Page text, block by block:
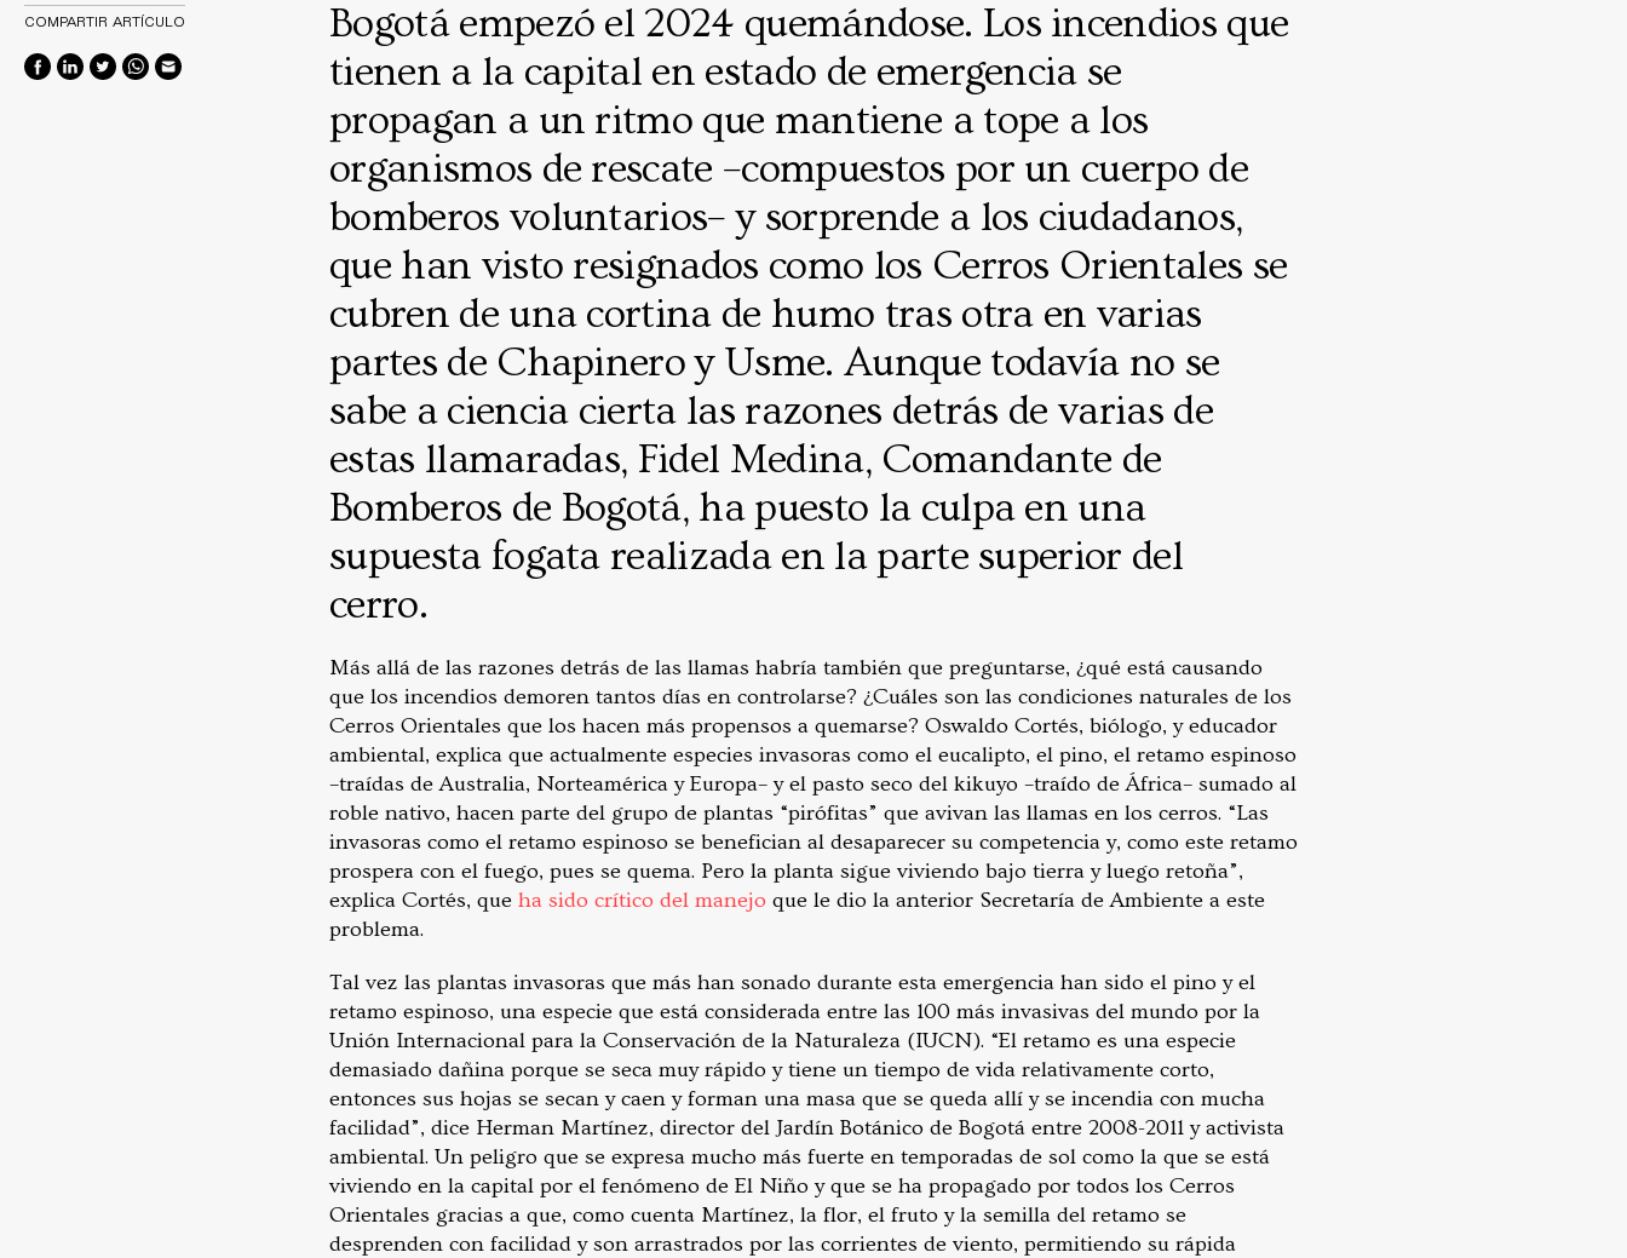
Bogotá empezó el 2024 quemándose. Los incendios que
tienen a la capital en estado de emergencia se
propagan a un ritmo que mantiene a tope a los
organismos de rescate –compuestos por un cuerpo de
bomberos voluntarios– y sorprende a los ciudadanos,
que han visto resignados como los Cerros Orientales se
cubren de una cortina de humo tras otra en varias
partes de Chapinero y Usme. Aunque todavía no se
sabe a ciencia cierta las razones detrás de varias de
estas llamaradas, Fidel Medina, Comandante de
Bomberos de Bogotá, ha puesto la culpa en una
supuesta fogata realizada en la parte superior del
cerro.
Más allá de las razones detrás de las llamas habría también que preguntarse, ¿qué está causando
que los incendios demoren tantos días en controlarse? ¿Cuáles son las condiciones naturales de los
Cerros Orientales que los hacen más propensos a quemarse? Oswaldo Cortés, biólogo, y educador
ambiental, explica que actualmente especies invasoras como el eucalipto, el pino, el retamo espinoso
–traídas de Australia, Norteamérica y Europa– y el pasto seco del kikuyo –traído de África– sumado al
roble nativo, hacen parte del grupo de plantas “pirófitas” que avivan las llamas en los cerros. “Las
invasoras como el retamo espinoso se benefician al desaparecer su competencia y, como este retamo
prospera con el fuego, pues se quema. Pero la planta sigue viviendo bajo tierra y luego retoña”,
explica Cortés, que ha sido crítico del manejo que le dio la anterior Secretaría de Ambiente a este
problema.
Tal vez las plantas invasoras que más han sonado durante esta emergencia han sido el pino y el
retamo espinoso, una especie que está considerada entre las 100 más invasivas del mundo por la
Unión Internacional para la Conservación de la Naturaleza (IUCN). “El retamo es una especie
demasiado dañina porque se seca muy rápido y tiene un tiempo de vida relativamente corto,
entonces sus hojas se secan y caen y forman una masa que se queda allí y se incendia con mucha
facilidad”, dice Herman Martínez, director del Jardín Botánico de Bogotá entre 2008-2011 y activista
ambiental. Un peligro que se expresa mucho más fuerte en temporadas de sol como la que se está
viviendo en la capital por el fenómeno de El Niño y que se ha propagado por todos los Cerros
Orientales gracias a que, como cuenta Martínez, la flor, el fruto y la semilla del retamo se
desprenden con facilidad y son arrastrados por las corrientes de viento, permitiendo su rápida
COMPARTIR ARTÍCULO